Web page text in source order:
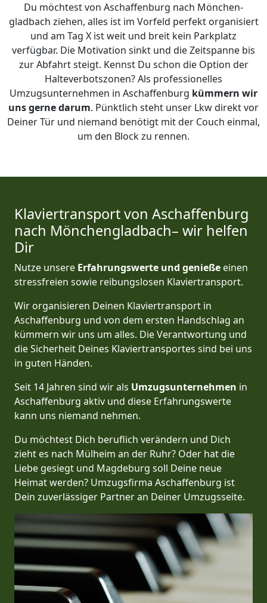
Du möchtest von Aschaffenburg nach Mönchen­
gladbach ziehen, alles ist im Vorfeld perfekt organisiert
und am Tag X ist weit und breit kein Parkplatz
verfügbar. Die Motivation sinkt und die Zeitspanne bis
zur Abfahrt steigt. Kennst Du schon die Option der
Halteverbotszonen? Als professionelles
Umzugsunternehmen in Aschaffenburg kümmern wir
uns gerne darum. Pünktlich steht unser Lkw direkt vor
Deiner Tür und niemand benötigt mit der Couch einmal,
um den Block zu rennen.
Klaviertransport von Aschaffenburg
nach Mönchen­gladbach– wir helfen
Dir
Nutze unsere Erfahrungswerte und genieße einen
stressfreien sowie reibungslosen Klaviertransport.
Wir organisieren Deinen Klaviertransport in
Aschaffenburg und von dem ersten Handschlag an
kümmern wir uns um alles. Die Verantwortung und
die Sicherheit Deines Klaviertransportes sind bei uns
in guten Händen.
Seit 14 Jahren sind wir als Umzugsunternehmen in
Aschaffenburg aktiv und diese Erfahrungswerte
kann uns niemand nehmen.
Du möchtest Dich beruflich verändern und Dich
zieht es nach Mülheim an der Ruhr? Oder hat die
Liebe gesiegt und Magdeburg soll Deine neue
Heimat werden? Umzugsfirma Aschaffenburg ist
Dein zuverlässiger Partner an Deiner Umzugsseite.